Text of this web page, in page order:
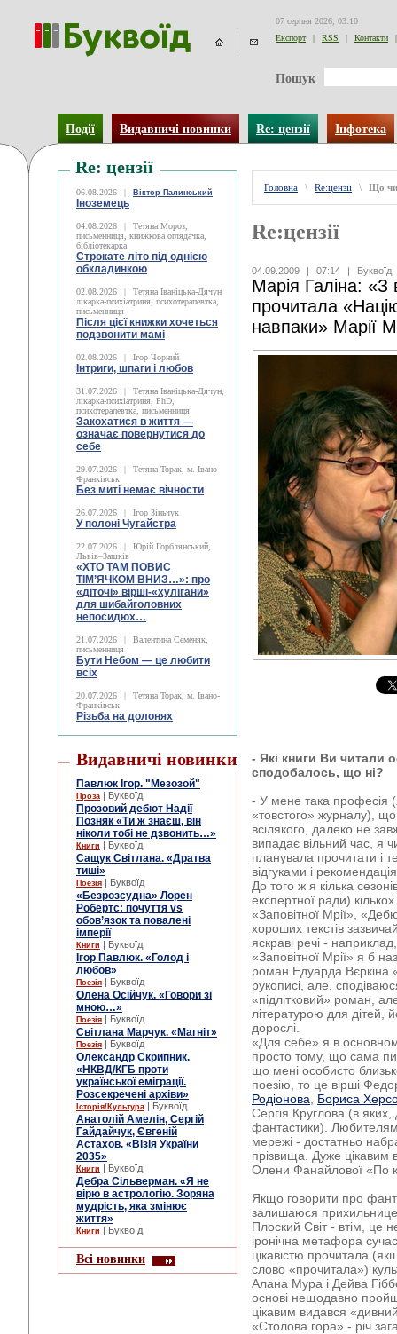
07 серпня 2026, 03:10
Експорт
| RSS | Контакти |
Пошук
Події Видавничі новинки Re: цензії Інфотека
Re: цензії
06.08.2026 | Віктор Палинський
Іноземець
04.08.2026 |
Тетяна Мороз,
письменниця, книжкова оглядачка,
бібліотекарка
Строкате літо під однією
обкладинкою
02.08.2026 |
Тетяна Іваніцька-Дячун
лікарка-психіатриня, психотерапевтка,
письменниця
Після цієї книжки хочеться
подзвонити мамі
02.08.2026 | Ігор Чорний
Інтриги, шпаги і любов
31.07.2026 |
Тетяна Іваніцька-Дячун,
лікарка-психіатриня, PhD,
психотерапевтка, письменниця
Закохатися в життя —
означає повернутися до
себе
29.07.2026 |
Тетяна Торак, м. Івано-
Франківськ
Без миті немає вічности
26.07.2026 | Ігор Зіньчук
У полоні Чугайстра
22.07.2026 |
Юрій Горблянський,
Львів–Зашків
«ХТО ТАМ ПОВИС
ТІМ’ЯЧКОМ ВНИЗ…»: про
«діточі» вірші-«хулігани»
для шибайголовних
непосидюх…
21.07.2026 |
Валентина Семеняк,
письменниця
Бути Небом ― це любити
всіх
20.07.2026 |
Тетяна Торак, м. Івано-
Франківськ
Різьба на долонях
Видавничі новинки
Павлюк Ігор. "Мезозой"
Проза | Буквоїд
Прозовий дебют Надії
Позняк «Ти ж знаєш, він
ніколи тобі не дзвонить…»
Книги | Буквоїд
Сащук Світлана. «Дратва
тиші»
Поезія | Буквоїд
«Безрозсудна» Лорен
Робертс: почуття vs
обов’язок та повалені
імперії
Книги | Буквоїд
Ігор Павлюк. «Голод і
любов»
Поезія | Буквоїд
Олена Осійчук. «Говори зі
мною…»
Поезія | Буквоїд
Світлана Марчук. «Магніт»
Поезія | Буквоїд
Олександр Скрипник.
«НКВД/КГБ проти
української еміграції.
Розсекречені архіви»
Історія/Культура | Буквоїд
Анатолій Амелін, Сергій
Гайдайчук, Євгеній
Астахов. «Візія України
2035»
Книги | Буквоїд
Дебра Сільверман. «Я не
вірю в астрологію. Зоряна
мудрість, яка змінює
життя»
Книги | Буквоїд
Всі новинки
Головна \ Re:цензії \ Що
Re:цензії
04.09.2009 | 07:14 | Буквоїд
Марія Галіна: «З
прочитала
навпаки» Марії
- Які книги Ви читали
сподобалось, що ні?
- У мене така професія
«товстого» журналу),
всілякого, далеко не
випадає вільний час, я
планувала прочитати і
відгуками і
До того ж я кілька
експертної ради)
«Заповітної Мрії»,
хороших текстів
яскраві речі -
«Заповітної Мрії» я б
роман Едуарда Вєркіна
рукописі, але,
«підлітковий» роман,
літературою для дітей,
дорослі.
«Для себе» я в
просто тому, що сама
що мені особисто
поезію, то це вірші
Родіонова
Бориса
Сергія Круглова (в
фантастики). Любителям
мережі - достатньо
прізвища. Дуже цікавим
Олени Фанайлової «По
Якщо говорити про
залишаюся
Плоский Світ - втім, це
іронічна метафора
цікавістю прочитала
слово «прочитала»)
Алана Мура і Дейва
основі нещодавно
цікавим видався
«Столова гора» - річ